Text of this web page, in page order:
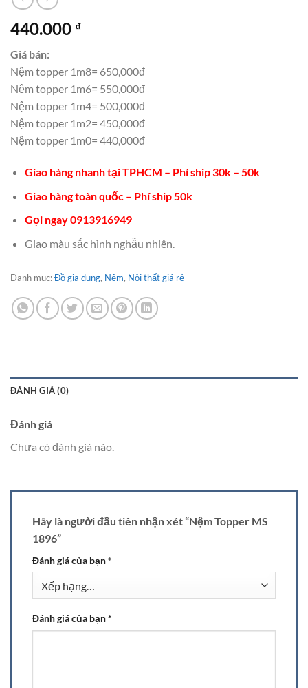
440.000 ₫
Giá bán:
Nệm topper 1m8= 650,000đ
Nệm topper 1m6= 550,000đ
Nệm topper 1m4= 500,000đ
Nệm topper 1m2= 450,000đ
Nệm topper 1m0= 440,000đ
Giao hàng nhanh tại TPHCM – Phí ship 30k – 50k
Giao hàng toàn quốc – Phí ship 50k
Gọi ngay 0913916949
Giao màu sắc hình nghẫu nhiên.
Danh mục:Đồ gia dụng, Nệm, Nội thất giá rẻ
ĐÁNH GIÁ (0)
Đánh giá
Chưa có đánh giá nào.
Hãy là người đầu tiên nhận xét “Nệm Topper MS
1896”
Đánh giá của bạn*
Đánh giá của bạn*